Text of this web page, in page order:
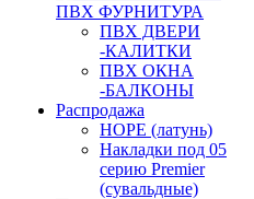
ПВХ ФУРНИТУРА
ПВХ ДВЕРИ
-КАЛИТКИ
ПВХ ОКНА
-БАЛКОНЫ
Распродажа
HOPE (латунь)
Накладки под 05
серию Premier
(сувальдные)